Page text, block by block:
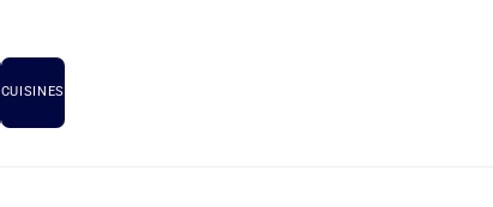
CUISINES